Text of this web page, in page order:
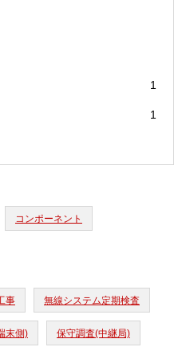
1
1
コンポーネント
事 無線システム定期検査
末側) 保守調査(中継局)